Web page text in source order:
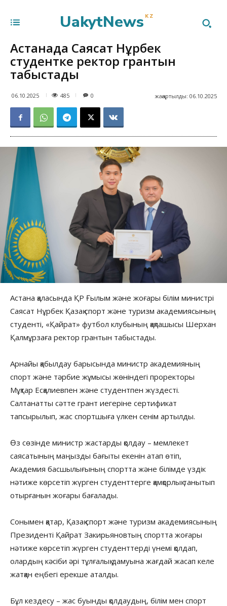
UakytNews KZ
Астанада Саясат Нұрбек
студентке ректор грантын
табыстады
06.10.2025 485 жаңартылды: 06.10.2025
0
Астана қаласында ҚР Ғылым және жоғары білім министрі
Саясат Нұрбек Қазақ спорт және туризм академиясының
студенті, «Қайрат» футбол клубының қақпашысы Шерхан
Қалмұрзаға ректор грантын табыстады.
Арнайы қабылдау барысында министр академияның
спорт және тәрбие жұмысы жөніндегі проректоры
Мұқтар Есқалиевпен және студентпен жүздесті.
Салтанатты сәтте грант иегеріне сертификат
тапсырылып, жас спортшыға үлкен сенім артылды.
Өз сөзінде министр жастарды қолдау – мемлекет
саясатының маңызды бағыты екенін атап өтіп,
Академия басшылығының спортта және білімде үздік
нәтиже көрсетіп жүрген студенттерге қамқорлық танытып
отырғанын жоғары бағалады.
Сонымен қатар, Қазақ спорт және туризм академиясының
Президенті Қайрат Закирьяновтың спортта жоғары
нәтиже көрсетіп жүрген студенттерді үнемі қолдап,
олардың кәсіби әрі тұлғалық дамуына жағдай жасап келе
жатқан еңбегі ерекше аталды.
Бұл кездесу – жас буынды қолдаудың, білім мен спорт